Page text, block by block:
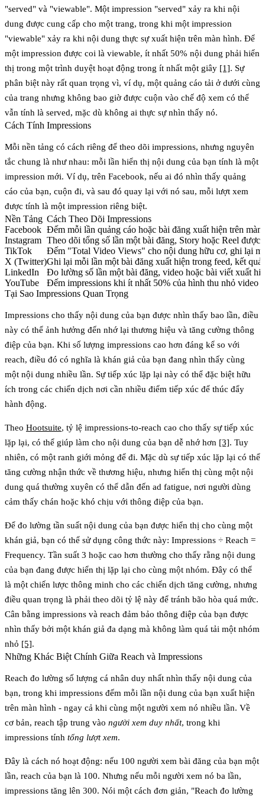
"served" và "viewable". Một impression "served" xảy ra khi nội
dung được cung cấp cho một trang, trong khi một impression
"viewable" xảy ra khi nội dung thực sự xuất hiện trên màn hình. Để
một impression được coi là viewable, ít nhất 50% nội dung phải hiển
thị trong một trình duyệt hoạt động trong ít nhất một giây [1]. Sự
phân biệt này rất quan trọng vì, ví dụ, một quảng cáo tải ở dưới cùng
của trang nhưng không bao giờ được cuộn vào chế độ xem có thể
vẫn tính là served, mặc dù không ai thực sự nhìn thấy nó.
Cách Tính Impressions
Mỗi nền tảng có cách riêng để theo dõi impressions, nhưng nguyên
tắc chung là như nhau: mỗi lần hiển thị nội dung của bạn tính là một
impression mới. Ví dụ, trên Facebook, nếu ai đó nhìn thấy quảng
cáo của bạn, cuộn đi, và sau đó quay lại với nó sau, mỗi lượt xem
được tính là một impression riêng biệt.
Nền Tảng Cách Theo Dõi Impressions
Facebook Đếm mỗi lần quảng cáo hoặc bài đăng xuất hiện trên
Instagram Theo dõi tổng số lần một bài đăng, Story hoặc Reel
TikTok
Đếm "Total Video Views" cho nội dung hữu cơ, ghi lại
X (Twitter)Ghi lại mỗi lần một bài đăng xuất hiện trong feed, kết
LinkedIn
Đo lường số lần một bài đăng, video hoặc bài viết xuất
YouTube
Đếm impressions khi ít nhất 50% của hình thu nhỏ video
Tại Sao Impressions Quan Trọng
Impressions cho thấy nội dung của bạn được nhìn thấy bao lần, điều
này có thể ảnh hưởng đến nhớ lại thương hiệu và tăng cường thông
điệp của bạn. Khi số lượng impressions cao hơn đáng kể so với
reach, điều đó có nghĩa là khán giả của bạn đang nhìn thấy cùng
một nội dung nhiều lần. Sự tiếp xúc lặp lại này có thể đặc biệt hữu
ích trong các chiến dịch nơi cần nhiều điểm tiếp xúc để thúc đẩy
hành động.
Theo Hootsuite, tỷ lệ impressions-to-reach cao cho thấy sự tiếp xúc
lặp lại, có thể giúp làm cho nội dung của bạn dễ nhớ hơn [3]. Tuy
nhiên, có một ranh giới mỏng để đi. Mặc dù sự tiếp xúc lặp lại có thể
tăng cường nhận thức về thương hiệu, nhưng hiển thị cùng một nội
dung quá thường xuyên có thể dẫn đến ad fatigue, nơi người dùng
cảm thấy chán hoặc khó chịu với thông điệp của bạn.
Để đo lường tần suất nội dung của bạn được hiển thị cho cùng một
khán giả, bạn có thể sử dụng công thức này: Impressions ÷ Reach =
Frequency. Tần suất 3 hoặc cao hơn thường cho thấy rằng nội dung
của bạn đang được hiển thị lặp lại cho cùng một nhóm. Đây có thể
là một chiến lược thông minh cho các chiến dịch tăng cường, nhưng
điều quan trọng là phải theo dõi tỷ lệ này để tránh bão hòa quá mức.
Cân bằng impressions và reach đảm bảo thông điệp của bạn được
nhìn thấy bởi một khán giả đa dạng mà không làm quá tải một nhóm
nhỏ [5].
Những Khác Biệt Chính Giữa Reach và Impressions
Reach đo lường số lượng cá nhân duy nhất nhìn thấy nội dung của
bạn, trong khi impressions đếm mỗi lần nội dung của bạn xuất hiện
trên màn hình - ngay cả khi cùng một người xem nó nhiều lần. Về
cơ bản, reach tập trung vào người xem duy nhất, trong khi
impressions tính tổng lượt xem.
Đây là cách nó hoạt động: nếu 100 người xem bài đăng của bạn một
lần, reach của bạn là 100. Nhưng nếu mỗi người xem nó ba lần,
impressions tăng lên 300. Nói một cách đơn giản, "Reach đo lường